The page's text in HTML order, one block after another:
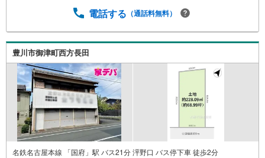
リフォーム実績多数！中古物件をご購入の際、約70％とい
す。・キッズスペース用意しております。ぜひご家族そろ
ってご来場ください。・営業時間 午前9時00分～午後6時30
分 （定休日:水曜日）この時間帯はお電話でのお問い合わせ
がスムーズにご案内できます。右下の電話ボタンをタッ
チ！もしくはお気軽にお電話ください。
電話する （通話料無料）
豊川市御津町西方長田
名鉄名古屋本線 「国府」駅 バス21分 泙野口 バス停下車 徒歩2分